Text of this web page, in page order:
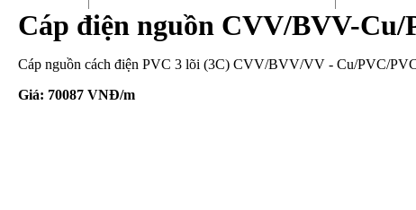
Cáp điện nguồn CVV/BVV-Cu/
Cáp nguồn cách điện PVC 3 lõi (3C) CVV/BVV/VV - Cu/PVC/
Giá: 70087 VNĐ/m